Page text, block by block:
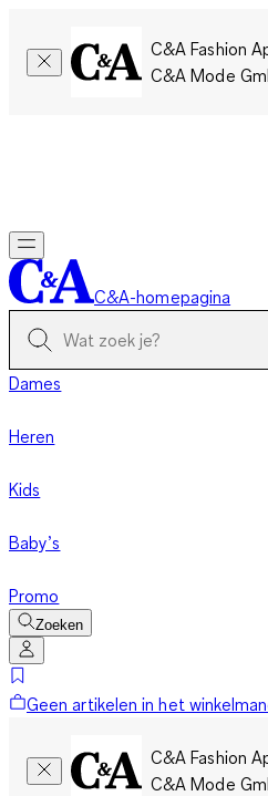
C&A Fashion
C&A Mode
C&A-homepagina
Dames
Heren
Kids
Baby’s
Promo
Zoeken
Geen artikelen in het
C&A Fashion
C&A Mode